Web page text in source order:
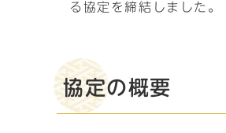
る協定を締結しました。
協定の概要